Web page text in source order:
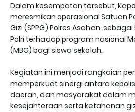
Dalam kesempatan tersebut,
meresmikan operasional Satuan
Gizi (SPPG) Polres Asahan,
Polri terhadap program nasional
(MBG) bagi siswa sekolah.
Kegiatan ini menjadi rangkaian
memperkuat sinergi antara
daerah, dan masyarakat dalam
kesejahteraan serta ketahanan